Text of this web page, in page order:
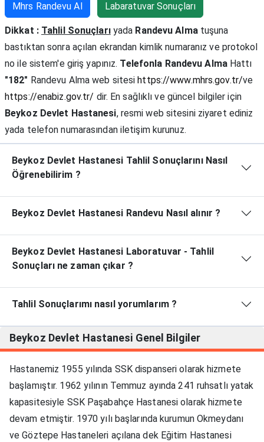
Mhrs Randevu Al Labaratuvar Sonuçları
Dikkat : Tahlil Sonuçlarıyada Randevu Almatuşuna
bastıktan sonra açılan ekrandan kimlik numaranız ve protokol
no ile sistem'e giriş yapınız. Telefonla Randevu AlmaHattı
"182" Randevu Alma web sitesihttps://www.mhrs.gov.tr/ve
https://enabiz.gov.tr/ dir. En sağlıklı ve güncel bilgiler için
Beykoz Devlet Hastanesi, resmi web sitesini ziyaret ediniz
yada telefon numarasından iletişim kurunuz.
Beykoz Devlet Hastanesi Tahlil Sonuçlarını Nasıl
Öğrenebilirim ?
Beykoz Devlet Hastanesi Randevu Nasıl alınır ?
Beykoz Devlet Hastanesi Laboratuvar - Tahlil
Sonuçları ne zaman çıkar ?
Tahlil Sonuçlarımı nasıl yorumlarım ?
Beykoz Devlet Hastanesi Genel Bilgiler
Hastanemiz 1955 yılında SSK dispanseri olarak hizmete
başlamıştır. 1962 yılının Temmuz ayında 241 ruhsatlı yatak
kapasitesiyle SSK Paşabahçe Hastanesi olarak hizmete
devam etmiştir. 1970 yılı başlarında kurumun Okmeydanı
ve Göztepe Hastaneleri açılana dek Eğitim Hastanesi